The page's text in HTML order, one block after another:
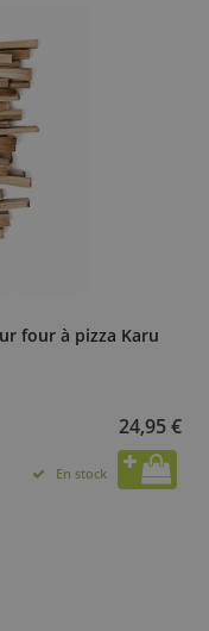
four à pizza Karu
24,95 €
En stock